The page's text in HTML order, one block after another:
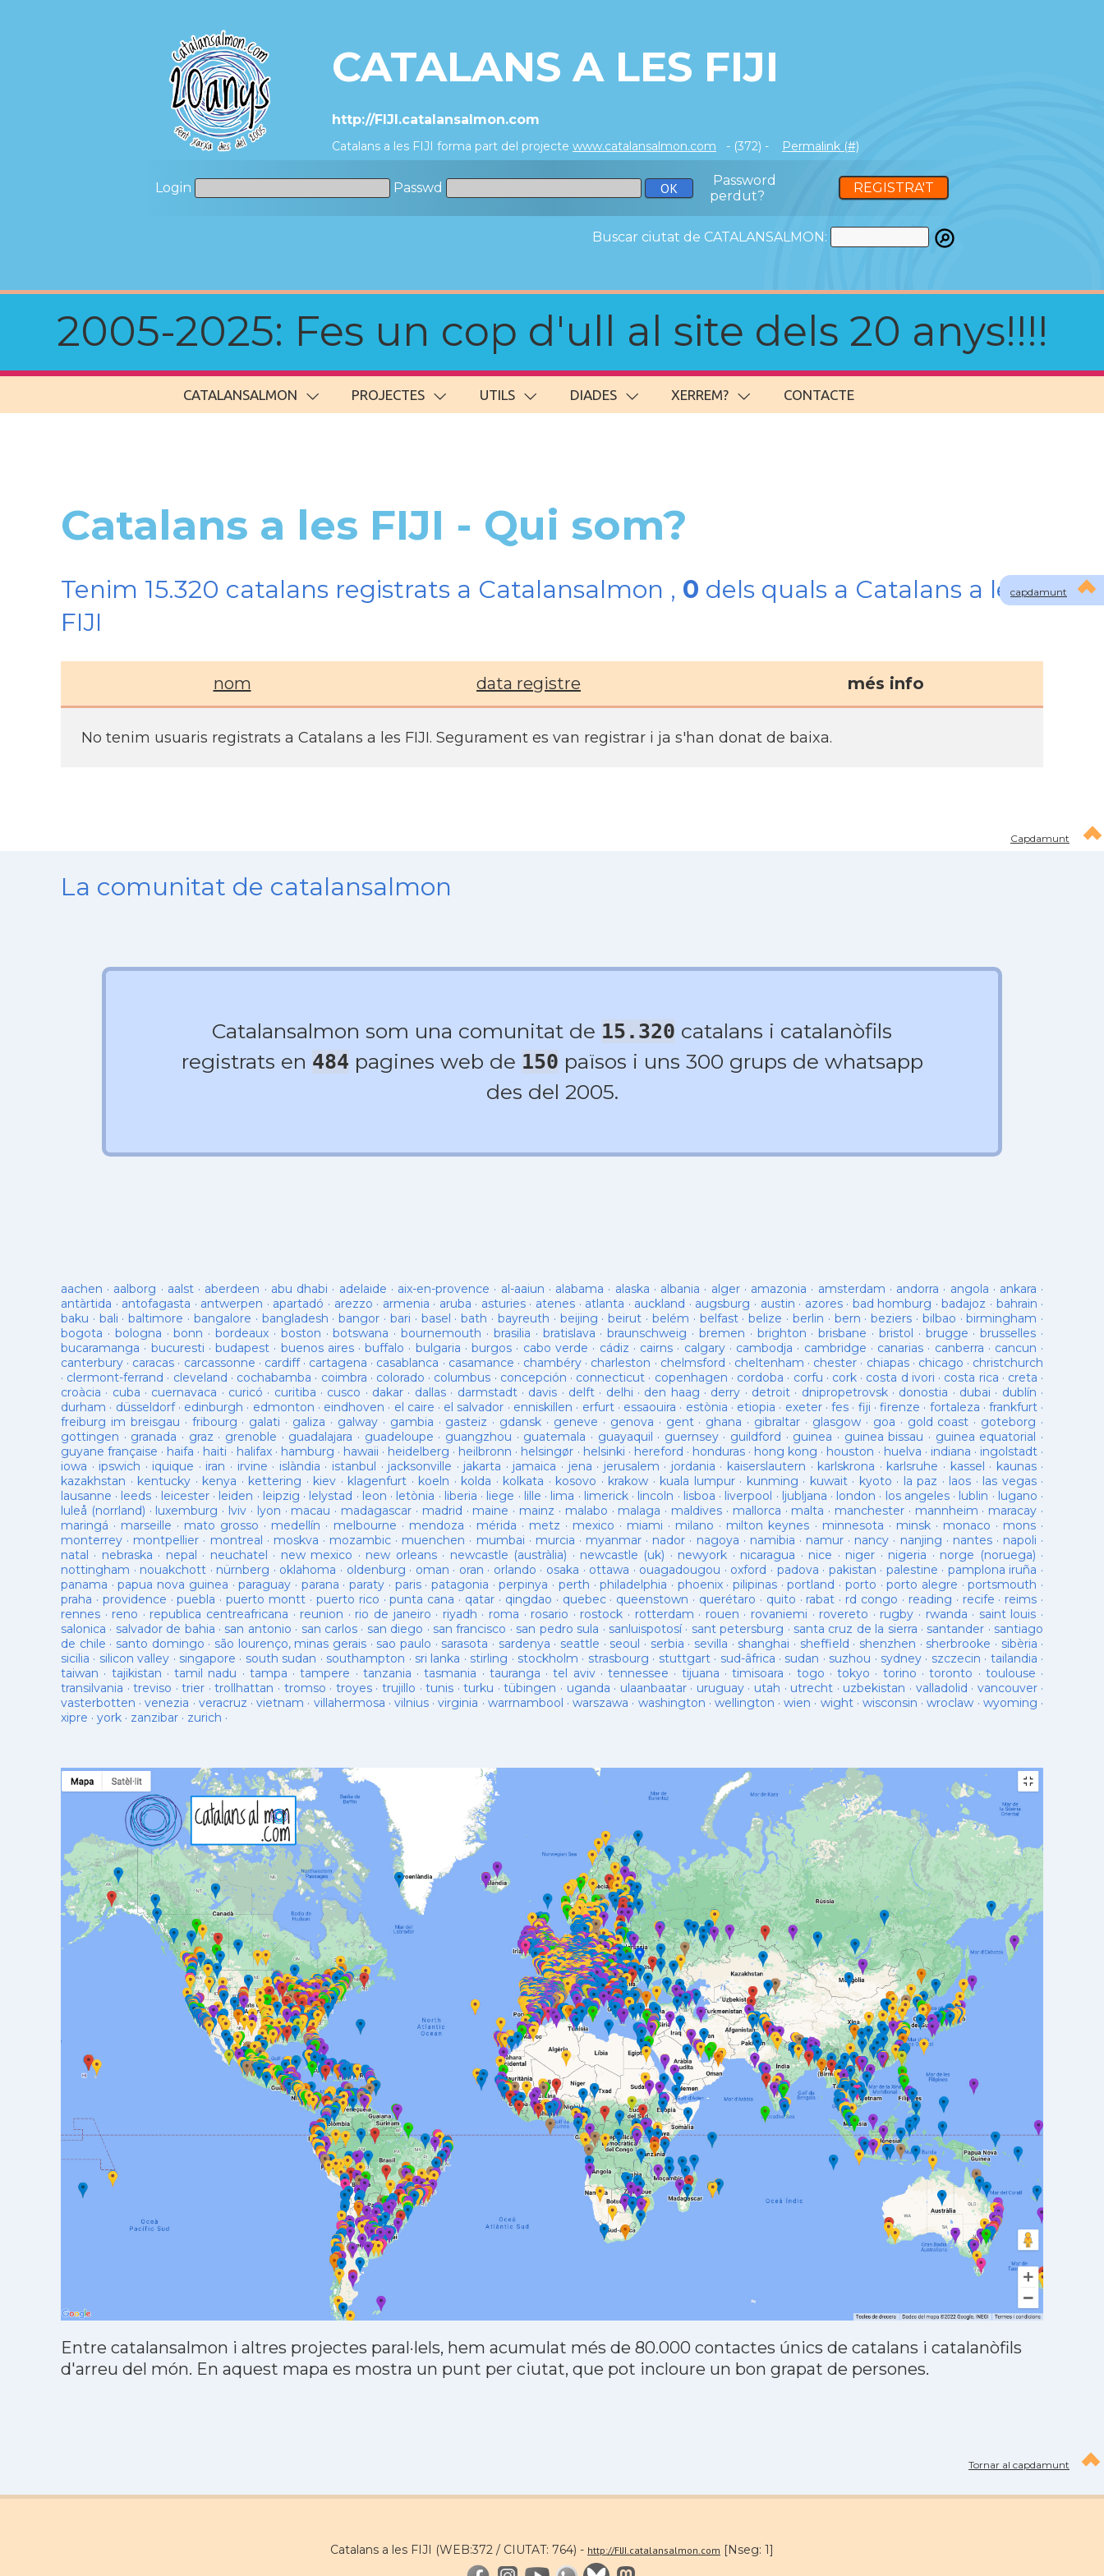
CATALANS A LES FIJI
http://FIJI.catalansalmon.com
Catalans a les FIJI forma part del projecte www.catalansalmon.com - (372) - Permalink (#)
Login Passwd
Password
perdut?
REGISTRA'T
Buscar ciutat de CATALANSALMON:
2005-2025: Fes un cop d'ull al site dels 20 anys!!!!
CATALANSALMON PROJECTES UTILS DIADES XERREM? CONTACTE
capdamunt
Catalans a les FIJI - Qui som?
Tenim 15.320 catalans registrats a Catalansalmon , 0 dels quals a Catalans a les
FIJI
nom data registre més info
No tenim usuaris registrats a Catalans a les FIJI. Segurament es van registrar i ja s'han donat de baixa.
Capdamunt
La comunitat de catalansalmon
Catalansalmon som una comunitat de 15.320 catalans i catalanòfils
registrats en 484 pagines web de 150 països i uns 300 grups de whatsapp
des del 2005.
aachen · aalborg · aalst· aberdeen · abu dhabi · adelaide · aix-en-provence · al-aaiun · alabama · alaska · albania · alger· amazonia · amsterdam · andorra · angola · ankara ·
antàrtida · antofagasta · antwerpen · apartadó · arezzo · armenia · aruba · asturies· atenes · atlanta · auckland · augsburg · austin · azores· bad homburg ·badajoz · bahrain ·
baku · bali ·baltimore · bangalore · bangladesh ·bangor · bari · basel ·bath · bayreuth · beijing ·beirut · belém · belfast·belize · berlin · bern ·beziers · bilbao ·birmingham ·
bogota · bologna ·bonn ·bordeaux · boston ·botswana ·bournemouth · brasilia · bratislava ·braunschweig · bremen · brighton ·brisbane · bristol · brugge ·brusselles ·
bucaramanga · bucuresti · budapest · buenos aires·buffalo · bulgaria ·burgos · cabo verde · cádiz · cairns · calgary· cambodja · cambridge · canarias · canberra · cancun ·
canterbury · caracas · carcassonne · cardiff· cartagena · casablanca · casamance · chambéry · charleston · chelmsford · cheltenham · chester · chiapas· chicago · christchurch
· clermont-ferrand · cleveland · cochabamba · coimbra · colorado · columbus · concepción · connecticut · copenhagen · cordoba · corfu · cork · costa d ivori · costa rica · creta ·
croàcia · cuba · cuernavaca · curicó · curitiba · cusco · dakar · dallas· darmstadt· davis · delft· delhi · den haag · derry · detroit· dnipropetrovsk· donostia · dubai · dublín ·
durham · düsseldorf· edinburgh · edmonton · eindhoven · el caire · el salvador · enniskillen · erfurt· essaouira · estònia · etiopia · exeter· fes · fiji · firenze · fortaleza · frankfurt ·
freiburg im breisgau · fribourg · galati · galiza · galway· gambia · gasteiz · gdansk · geneve · genova · gent· ghana · gibraltar · glasgow· goa · gold coast · goteborg ·
gottingen · granada · graz · grenoble · guadalajara · guadeloupe · guangzhou · guatemala · guayaquil · guernsey· guildford · guinea · guinea bissau · guinea equatorial ·
guyane française · haifa · haiti · halifax· hamburg · hawaii · heidelberg · heilbronn · helsingør · helsinki · hereford · honduras· hong kong · houston · huelva · indiana · ingolstadt·
iowa · ipswich · iquique · iran · irvine · islàndia · istanbul · jacksonville · jakarta · jamaica · jena · jerusalem · jordania · kaiserslautern · karlskrona · karlsruhe · kassel · kaunas·
kazakhstan · kentucky · kenya · kettering · kiev · klagenfurt · koeln · kolda · kolkata · kosovo · krakow · kuala lumpur· kunming · kuwait· kyoto · la paz · laos · las vegas·
lausanne · leeds · leicester· leiden · leipzig · lelystad · leon · letònia · liberia · liege · lille · lima · limerick· lincoln · lisboa · liverpool · ljubljana · london · los angeles· lublin · lugano ·
luleå (norrland) · luxemburg · lviv · lyon · macau · madagascar · madrid · maine · mainz · malabo · malaga · maldives · mallorca · malta · manchester · mannheim · maracay ·
maringá · marseille · mato grosso · medellín · melbourne · mendoza · mérida · metz · mexico · miami · milano · milton keynes · minnesota · minsk· monaco · mons ·
monterrey · montpellier · montreal · moskva · mozambic · muenchen · mumbai · murcia · myanmar · nador · nagoya · namibia · namur · nancy · nanjing · nantes· napoli ·
natal · nebraska · nepal · neuchatel · new mexico · new orleans· newcastle (austràlia) · newcastle (uk) · newyork · nicaragua · nice · niger · nigeria · norge (noruega) ·
nottingham · nouakchott · nürnberg · oklahoma · oldenburg · oman · oran · orlando · osaka · ottawa · ouagadougou · oxford · padova · pakistan · palestine · pamplona iruña ·
panama ·papua nova guinea ·paraguay · parana ·paraty · paris· patagonia ·perpinya · perth ·philadelphia · phoenix·pilipinas ·portland · porto ·porto alegre ·portsmouth ·
praha · providence ·puebla ·puerto montt · puerto rico ·punta cana · qatar · qingdao · quebec· queenstown · querétaro · quito · rabat · rd congo · reading · recife · reims ·
rennes · reno · republica centreafricana · reunion · rio de janeiro · riyadh · roma · rosario · rostock · rotterdam · rouen · rovaniemi · rovereto · rugby · rwanda · saint louis ·
salonica · salvador de bahia · san antonio · san carlos · san diego · san francisco · san pedro sula · sanluispotosí· sant petersburg · santa cruz de la sierra · santander · santiago
de chile · santo domingo · são lourenço, minas gerais· sao paulo · sarasota · sardenya · seattle · seoul · serbia · sevilla · shanghai · sheffield · shenzhen · sherbrooke · sibèria ·
sicilia · silicon valley · singapore · south sudan · southampton · sri lanka · stirling · stockholm · strasbourg · stuttgart· sud-âfrica · sudan · suzhou · sydney · szczecin · tailandia ·
taiwan · tajikistan ·tamil nadu · tampa ·tampere · tanzania ·tasmania · tauranga ·tel aviv·tennessee · tijuana ·timisoara · togo ·tokyo · torino ·toronto · toulouse ·
transilvania ·treviso ·trier ·trollhattan · tromso · troyes· trujillo ·tunis ·turku ·tübingen · uganda · ulaanbaatar· uruguay· utah · utrecht · uzbekistan · valladolid · vancouver·
vasterbotten ·venezia · veracruz ·vietnam · villahermosa · vilnius·virginia · warrnambool ·warszawa · washington · wellington ·wien · wight·wisconsin ·wroclaw · wyoming ·
xipre · york · zanzibar · zurich ·
Entre catalansalmon i altres projectes paral·lels, hem acumulat més de 80.000 contactes únics de catalans i catalanòfils
d'arreu del món. En aquest mapa es mostra un punt per ciutat, que pot incloure un bon grapat de persones.
Tornar al capdamunt
Catalans a les FIJI (WEB:372 / CIUTAT: 764) - http://FIJI.catalansalmon.com [Nseg: 1]